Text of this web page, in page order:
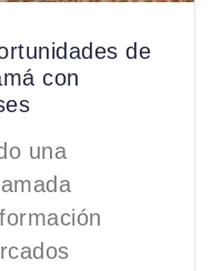
de
con
una